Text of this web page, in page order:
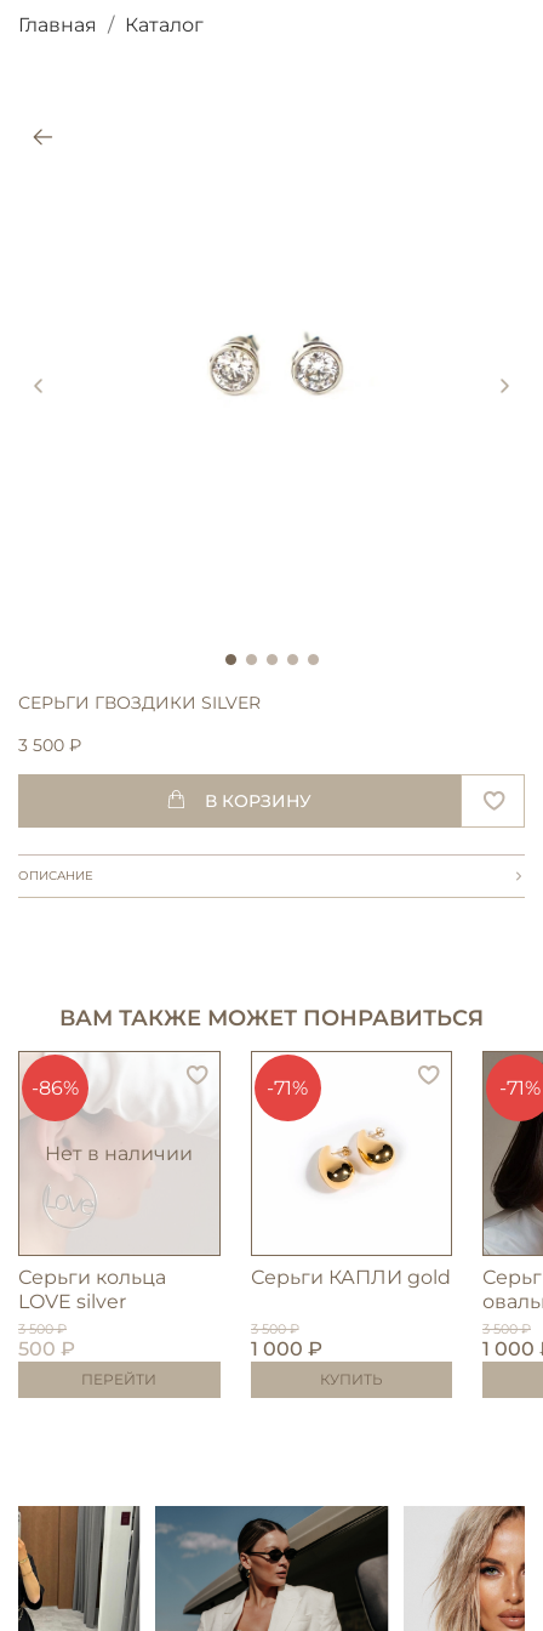
Главная Каталог
СЕРЬГИ ГВОЗДИКИ SILVER
3 500 ₽
В КОРЗИНУ
ОПИСАНИЕ
ВАМ ТАКЖЕ МОЖЕТ ПОНРАВИТЬСЯ
Нет в наличии
-86%
Серьги кольца
LOVE silver
3 500 ₽
500 ₽
ПЕРЕЙТИ
-71%
Серьги КАПЛИ gold
3 500 ₽
1 000 ₽
КУПИТЬ
-71%
3 500 ₽
1 000